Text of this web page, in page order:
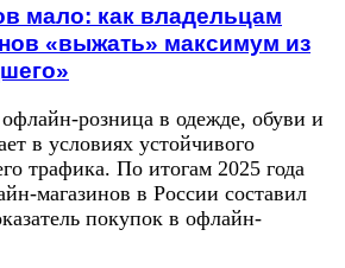
мало: как владельцам
«выжать» максимум из
розница в одежде, обуви и
в условиях устойчивого
трафика. По итогам 2025 года
магазинов в России составил
покупок в офлайн-